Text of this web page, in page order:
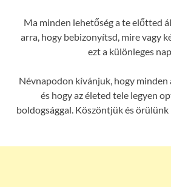
Ma minden lehetőség a te előtted
arra, hogy bebizonyítsd, mire vagy
ezt a különleges
Névnapodon kívánjuk, hogy
és hogy az életed tele legyen
boldogsággal. Köszöntjük és örülünk